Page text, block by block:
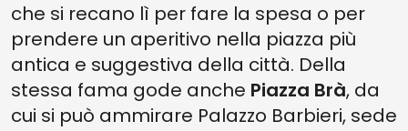
che si recano lì per fare la spesa o per
prendere un aperitivo nella piazza più
antica e suggestiva della città. Della
stessa fama gode anche Piazza Brà, da
cui si può ammirare Palazzo Barbieri, sede